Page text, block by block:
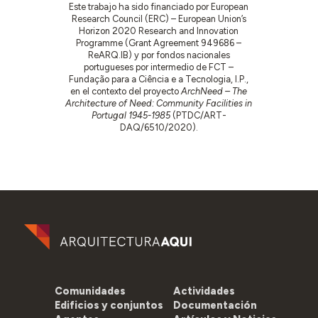
Este trabajo ha sido financiado por European
Research Council (ERC) – European Union’s
Horizon 2020 Research and Innovation
Programme (Grant Agreement 949686 –
ReARQ.IB) y por fondos nacionales
portugueses por intermedio de FCT –
Fundação para a Ciência e a Tecnologia, I.P.,
en el contexto del proyectoArchNeed – The
Architecture of Need: Community Facilities in
Portugal 1945-1985(PTDC/ART-
DAQ/6510/2020).
Comunidades
Edificios y conjuntos
Actividades
Documentación